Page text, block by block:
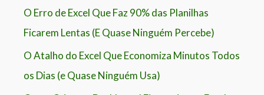
O Erro de Excel Que Faz 90% das Planilhas
Ficarem Lentas (E Quase Ninguém Percebe)
O Atalho do Excel Que Economiza Minutos Todos
os Dias (e Quase Ninguém Usa)